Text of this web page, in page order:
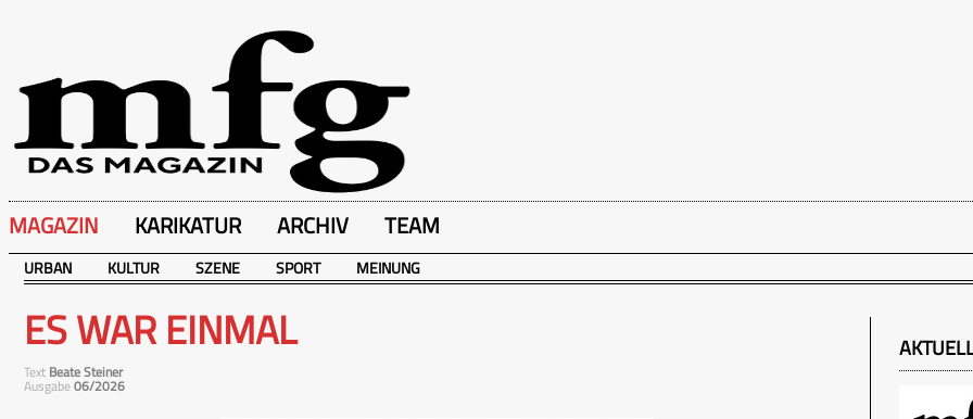
MAGAZIN KARIKATUR ARCHIV TEAM
URBAN KULTUR SZENE SPORT MEINUNG
ES WAR EINMAL
Text Beate Steiner
Ausgabe06/2026